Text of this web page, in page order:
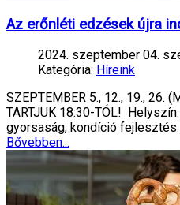
Az erőnléti edzések újra
2024. szeptember 04.
Kategória: Híreink
SZEPTEMBER 5., 12., 19., 26.
TARTJUK 18:30-TÓL!
gyorsaság, kondíció
Bővebben...